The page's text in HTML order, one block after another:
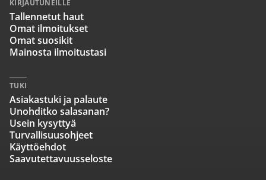
KIRJAUTUNEILLE
Tallennetut haut
Omat ilmoitukset
Omat suosikit
Mainosta ilmoitustasi
TUKI
Asiakastuki ja palaute
Unohditko salasanan?
Usein kysyttyä
Turvallisuusohjeet
Käyttöehdot
Saavutettavuusseloste